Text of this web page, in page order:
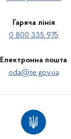
Гаряча лінія
0 800 335 975
Електронна пошта
oda@te.gov.ua